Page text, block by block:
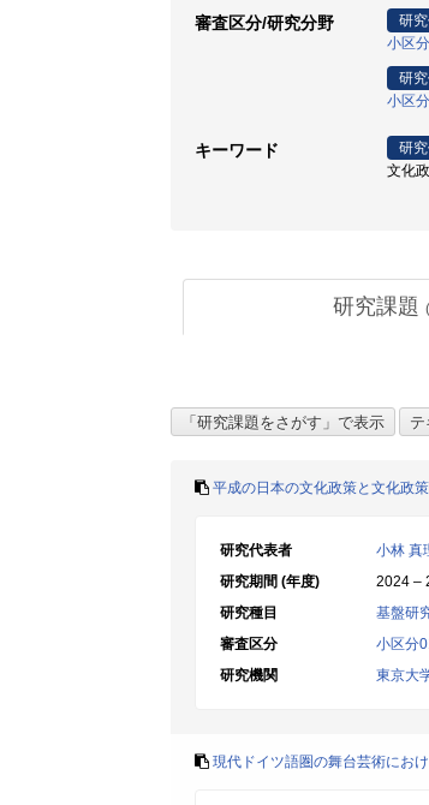
審査区分/研究分野
研
小区
研
小区
キーワード
研
文化
研究課題 (
平成の日本の文化政策と文化政
研究代表者
小林 真
研究期間 (年度)
2024 –
研究種目
基盤研
審査区分
小区分
研究機関
東京大
現代ドイツ語圏の舞台芸術にお